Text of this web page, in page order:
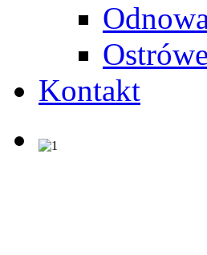
Kontakt